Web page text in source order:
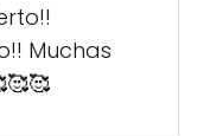
Muchas